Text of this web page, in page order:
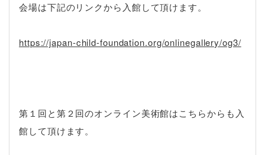
会場は下記のリンクから入館して頂けます。
https://japan-child-foundation.org/onlinegallery/og3/
第１回と第２回のオンライン美術館はこちらからも入
館して頂けます。